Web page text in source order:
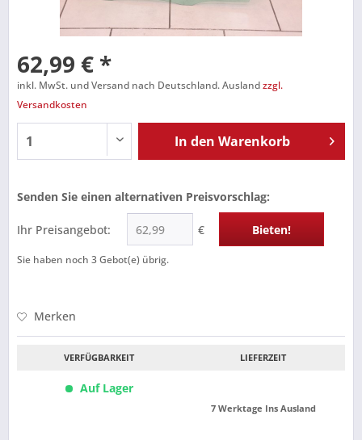
62,99 € *
inkl. MwSt. und Versand nach Deutschland. Auslandzzgl.
Versandkosten
In den Warenkorb
Senden Sie einen alternativen Preisvorschlag:
Ihr Preisangebot: € Bieten!
Sie haben noch 3Gebot(e) übrig.
Merken
VERFÜGBARKEIT
Auf Lager
LIEFERZEIT
7 Werktage Ins Ausland